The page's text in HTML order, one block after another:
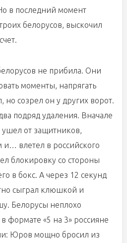
в последний момент
белорусов, выскочил
не прибила. Они
моменты, напрягать
но созрел он у других ворот.
подряд удаления. Вначале
от защитников,
и… влетел в российского
блокировку со стороны
в бокс. А через 12 секунд
сыграл клюшкой и
Белорусы неплохо
формате «5 на 3» россияне
Юров мощно бросил из